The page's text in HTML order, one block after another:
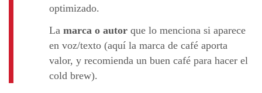
optimizado.
La marca o autor que lo menciona si aparece
en voz/texto (aquí la marca de café aporta
valor, y recomienda un buen café para hacer el
cold brew).